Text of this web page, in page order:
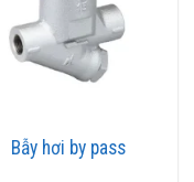
Bẫy hơi by pass